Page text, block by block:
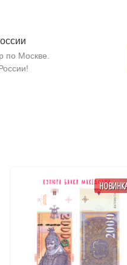
по Москве.